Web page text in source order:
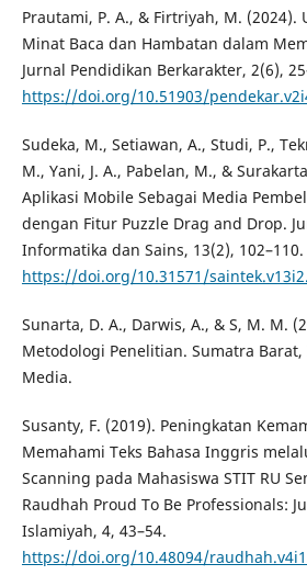
Prautami, P. A., & Firtriyah, M. (2024).
Minat Baca dan Hambatan dalam
Jurnal Pendidikan Berkarakter, 2(6),
https://doi.org/10.51903/
Sudeka, M., Setiawan, A., Studi, P.,
M., Yani, J. A., Pabelan, M., &
Aplikasi Mobile Sebagai Media
dengan Fitur Puzzle Drag and Drop.
Informatika dan Sains, 13(2), 102–110.
https://doi.org/10.31571/
Sunarta, D. A., Darwis, A., & S, M. M.
Metodologi Penelitian. Sumatra Barat,
Media.
Susanty, F. (2019). Peningkatan
Memahami Teks Bahasa Inggris
Scanning pada Mahasiswa STIT RU
Raudhah Proud To Be Professionals:
Islamiyah, 4, 43–54.
https://doi.org/10.48094/